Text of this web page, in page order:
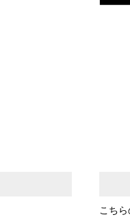
こち